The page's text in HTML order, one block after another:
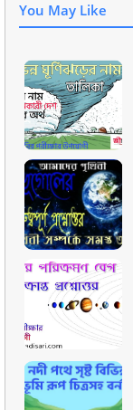
You May Like